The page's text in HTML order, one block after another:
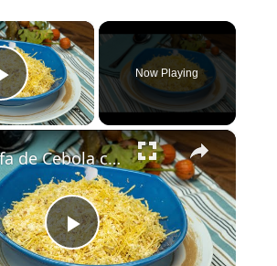
×
Play Video
Now Playing
×
Play
Farofa de Cebola com Batata Palha Simples e Crocante